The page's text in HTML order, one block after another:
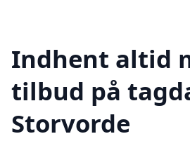
Indhent altid
tilbud på
Storvorde